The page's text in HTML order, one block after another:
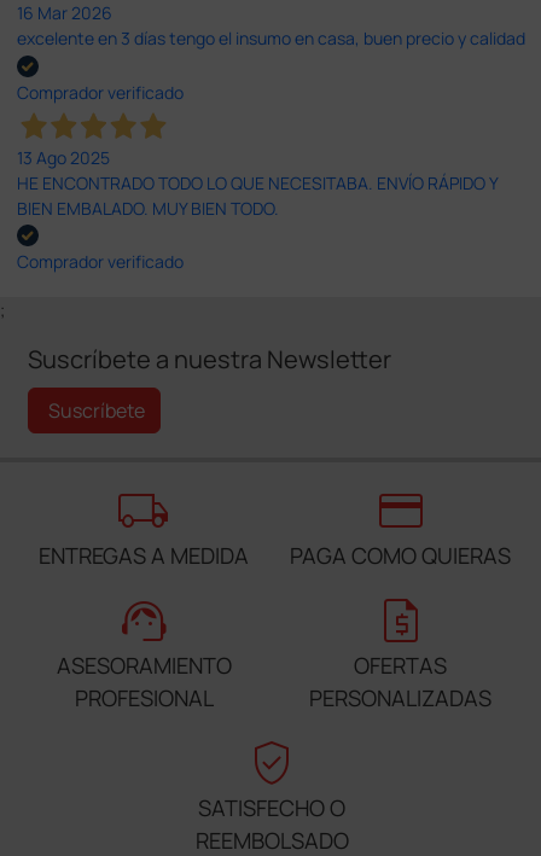
16 Mar 2026
excelente en 3 días tengo el insumo en casa, buen precio y calidad
Comprador verificado
13 Ago 2025
HE ENCONTRADO TODO LO QUE NECESITABA. ENVÍO RÁPIDO Y
BIEN EMBALADO. MUY BIEN TODO.
Comprador verificado
;
Suscríbete a nuestra Newsletter
Suscríbete
local_shipping
ENTREGAS A MEDIDA
credit_card
PAGA COMO QUIERAS
support_agent
ASESORAMIENTO
PROFESIONAL
request_quote
OFERTAS
PERSONALIZADAS
verified_user
SATISFECHO O
REEMBOLSADO